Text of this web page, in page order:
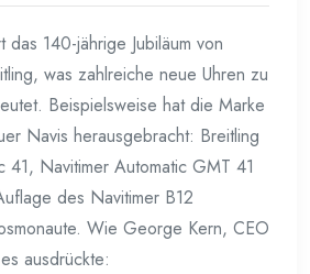
das 140-jährige Jubiläum von
was zahlreiche neue Uhren zu
Beispielsweise hat die Marke
Navis herausgebracht: Breitling
41, Navitimer Automatic GMT 41
des Navitimer B12
Wie George Kern, CEO
ausdrückte: